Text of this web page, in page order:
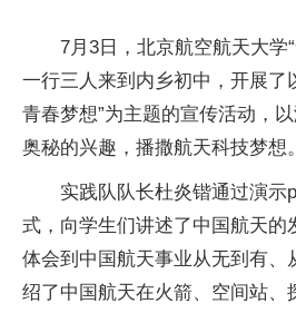
7月3日，北京航空航天大学
一行三人来到内乡初中，开展了
青春梦想”为主题的宣传活动，
奥秘的兴趣，播撒航天科技梦想。
实践队队长杜炎锴通过演示
式，向学生们讲述了中国航天的
体会到中国航天事业从无到有、
绍了中国航天在火箭、空间站、